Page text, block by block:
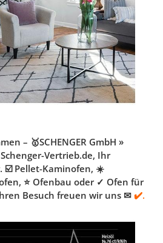
– 🥇SCHENGER GmbH »
Vertrieb.de, Ihr
☑️ Pellet-Kaminofen, ☀️
⭐ Ofenbau oder ✓ Ofen für
Besuch freuen wir uns ✉ ✔️.